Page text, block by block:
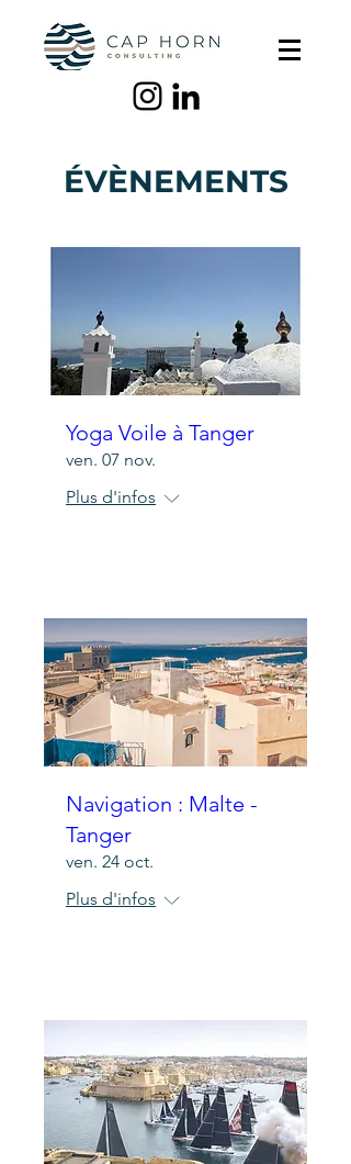
ÉVÈNEMENTS
Yoga Voile à Tanger
ven. 07 nov.
Plus d'infos
Navigation : Malte -
Tanger
ven. 24 oct.
Plus d'infos